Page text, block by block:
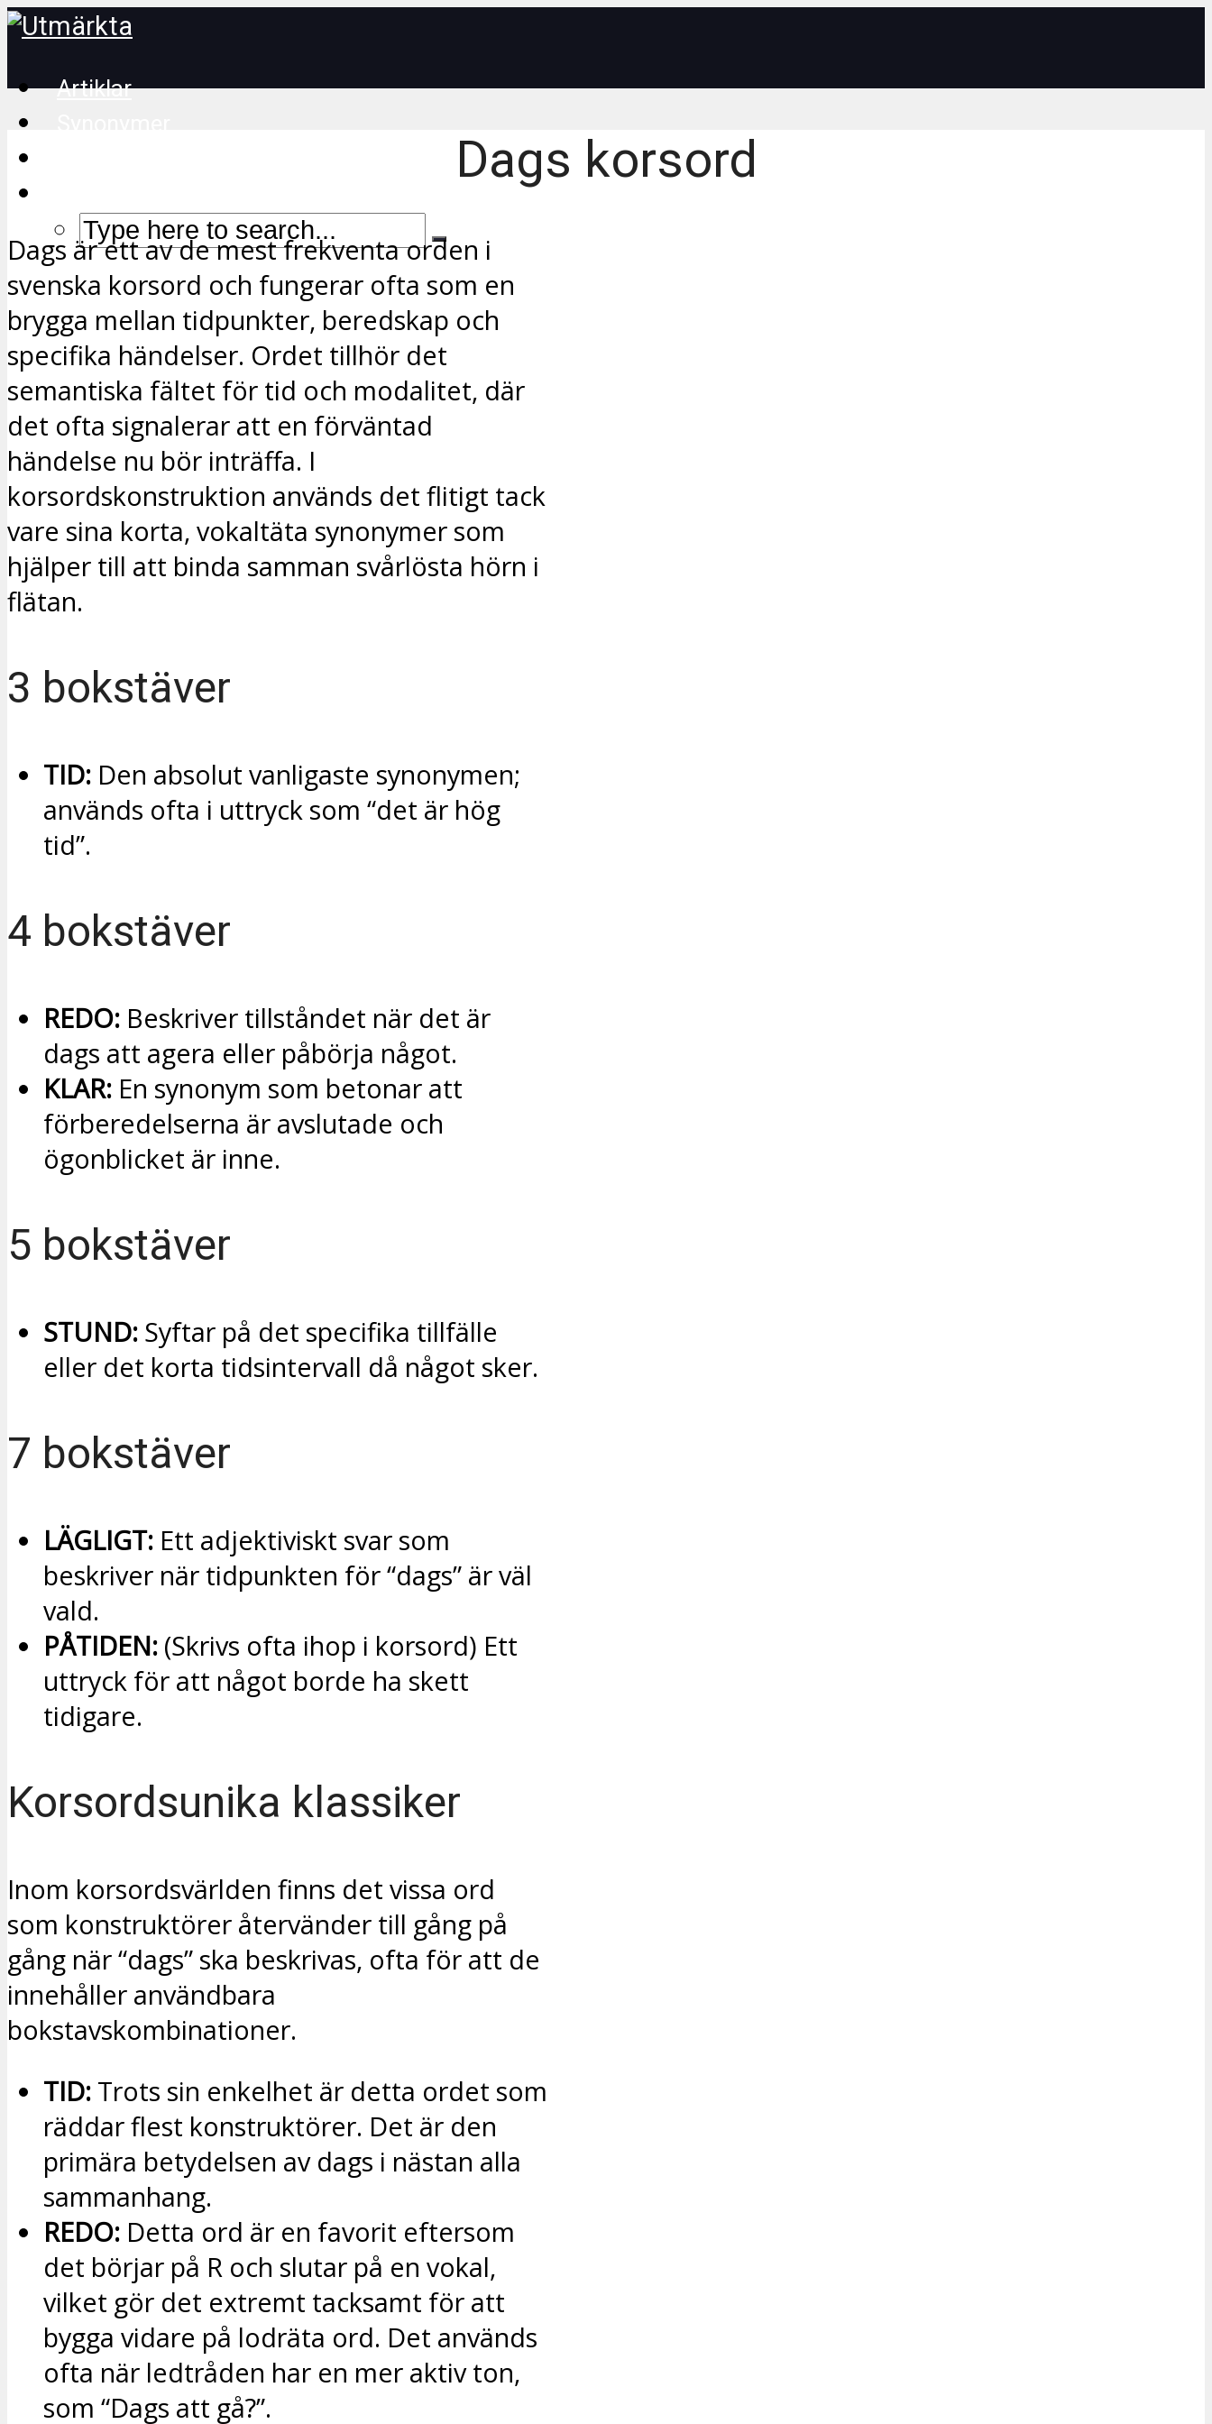
Artiklar
Dags korsord
Dags är ett av de mest frekventa orden i
svenska korsord och fungerar ofta som en
brygga mellan tidpunkter, beredskap och
specifika händelser. Ordet tillhör det
semantiska fältet för tid och modalitet, där
det ofta signalerar att en förväntad
händelse nu bör inträffa. I
korsordskonstruktion används det flitigt tack
vare sina korta, vokaltäta synonymer som
hjälper till att binda samman svårlösta hörn i
flätan.
3 bokstäver
TID: Den absolut vanligaste synonymen;
används ofta i uttryck som “det är hög
tid”.
4 bokstäver
REDO: Beskriver tillståndet när det är
dags att agera eller påbörja något.
KLAR: En synonym som betonar att
förberedelserna är avslutade och
ögonblicket är inne.
5 bokstäver
STUND: Syftar på det specifika tillfälle
eller det korta tidsintervall då något sker.
7 bokstäver
LÄGLIGT: Ett adjektiviskt svar som
beskriver när tidpunkten för “dags” är väl
vald.
PÅTIDEN: (Skrivs ofta ihop i korsord) Ett
uttryck för att något borde ha skett
tidigare.
Korsordsunika klassiker
Inom korsordsvärlden finns det vissa ord
som konstruktörer återvänder till gång på
gång när “dags” ska beskrivas, ofta för att de
innehåller användbara
bokstavskombinationer.
TID: Trots sin enkelhet är detta ordet som
räddar flest konstruktörer. Det är den
primära betydelsen av dags i nästan alla
sammanhang.
REDO: Detta ord är en favorit eftersom
det börjar på R och slutar på en vokal,
vilket gör det extremt tacksamt för att
bygga vidare på lodräta ord. Det används
ofta när ledtråden har en mer aktiv ton,
som “Dags att gå?”.